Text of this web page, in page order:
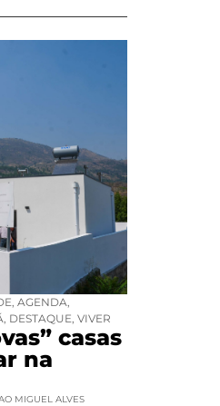
AGENDA
DESTAQUE VIVER
casas
na
MIGUEL ALVES